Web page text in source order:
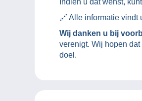
Indien u dat wenst,
🔗 Alle informatie vindt
Wij danken u bij
verenigt. Wij hopen
doel.